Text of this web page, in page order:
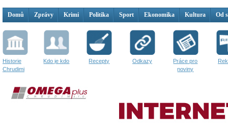
Domů Zprávy Krimi Politika Sport Ekonomika Kultura Od
Historie
Chrudimi
Kdo je kdo Recepty Odkazy
Práce pro
noviny